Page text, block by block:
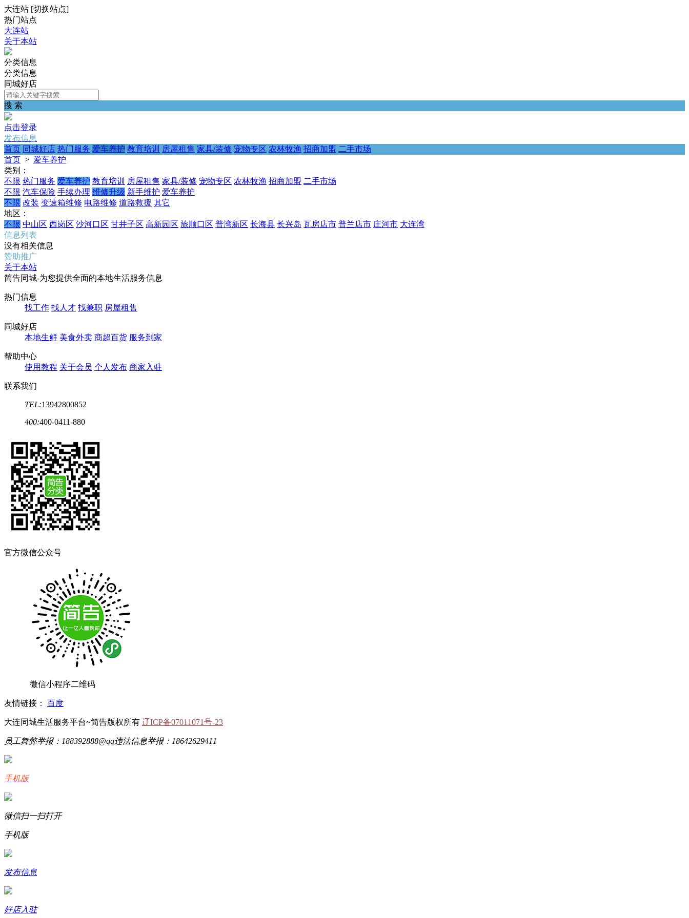
大连站 [切换站点]
热门站点
大连站
关于本站
分类信息
分类信息
同城好店
搜 索
点击登录
发布信息
首页 同城好店 热门服务 爱车养护 教育培训 房屋租售 家具/装修 宠物专区 农林牧渔 招商加盟 二手市场
首页 > 爱车养护
类别：
不限 热门服务 爱车养护 教育培训 房屋租售 家具/装修 宠物专区 农林牧渔 招商加盟 二手市场
不限 汽车保险 手续办理 维修升级 新手维护 爱车养护
不限 改装 变速箱维修 电路维修 道路救援 其它
地区：
不限 中山区 西岗区 沙河口区 甘井子区 高新园区 旅顺口区 普湾新区 长海县 长兴岛 瓦房店市 普兰店市 庄河市 大连湾
信息列表
没有相关信息
赞助推广
关于本站
简告同城-为您提供全面的本地生活服务信息
热门信息
找工作 找人才 找兼职 房屋租售
同城好店
本地生鲜 美食外卖 商超百货 服务到家
帮助中心
使用教程 关于会员 个人发布 商家入驻
联系我们
TEL:13942800852
400:400-0411-880
官方微信公众号
微信小程序二维码
友情链接： 百度
大连同城生活服务平台~简告版权所有 辽ICP备07011071号-23
员工舞弊举报：188392888@qq违法信息举报：18642629411
手机版
微信扫一扫打开
手机版
发布信息
好店入驻